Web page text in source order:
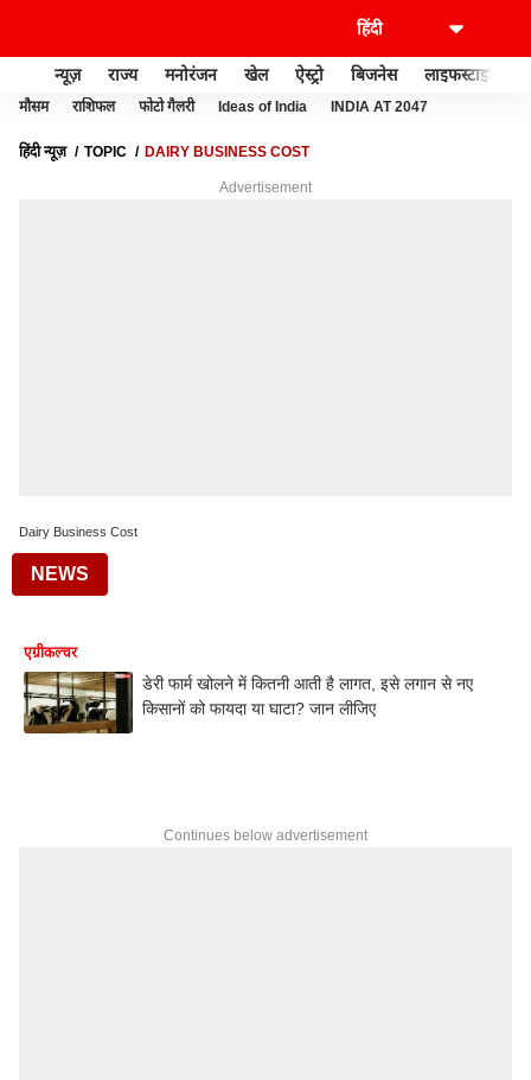
न्यूज़ राज्य मनोरंजन खेल ऐस्ट्रो बिजनेस लाइफस्टाइल
मौसम राशिफल फोटो गैलरी Ideas of India INDIA AT 2047
हिंदी न्यूज़ TOPIC DAIRY BUSINESS COST
Advertisement
Dairy Business Cost
NEWS
एग्रीकल्चर
डेरी फार्म खोलने में कितनी आती है लागत, इसे लगान से नए
किसानों को फायदा या घाटा? जान लीजिए
Continues below advertisement